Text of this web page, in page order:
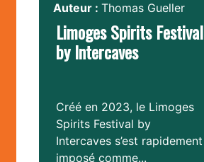
Auteur : Thomas Gueller
Limoges Spirits Festival
by Intercaves
Créé en 2023, le Limoges
Spirits Festival by
Intercaves s’est rapidement
imposé comme...